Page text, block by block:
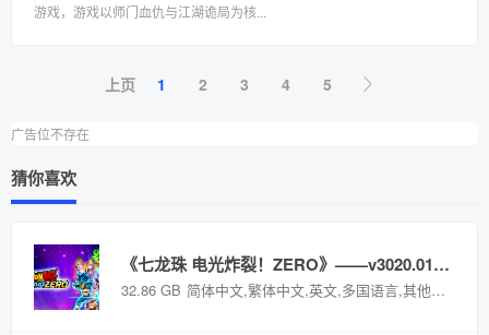
游戏，游戏以师门血仇与江湖诡局为核...
上页 1 2 3 4 5
广告位不存在
猜你喜欢
《七龙珠 电光炸裂！ZERO》——v3020.019.003.012.013多国语言（含简体中文）免安装解压即玩版
32.86 GB 简体中文,繁体中文,英文,多国语言,其他语言